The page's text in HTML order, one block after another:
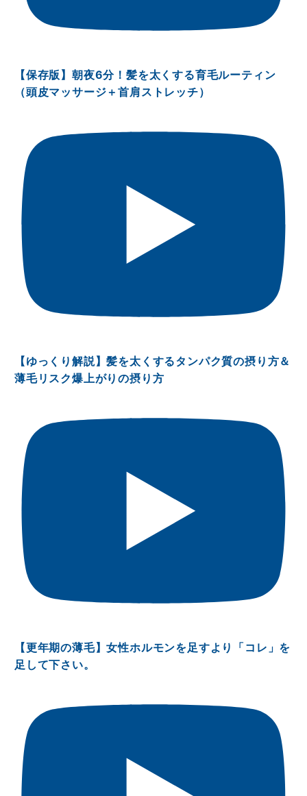
【保存版】朝夜6分！髪を太くする育毛ルーティン
（頭皮マッサージ＋首肩ストレッチ）
【ゆっくり解説】髪を太くするタンパク質の摂り方＆
薄毛リスク爆上がりの摂り方
【更年期の薄毛】女性ホルモンを足すより「コレ」を
足して下さい。